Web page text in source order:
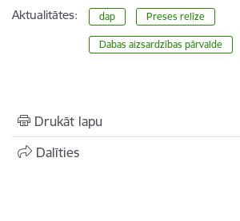
Aktualitātes: dap Preses relīze
​​​​​​​Dabas aizsardzības pārvalde
Drukāt lapu
Dalīties